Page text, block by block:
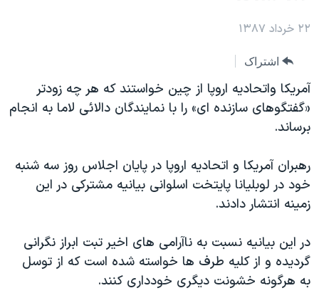
صفحه
جهش
به
جستجو
آمریکا
جهان
ورزشی
گزیده‌ها
ویژه برنامه‌ها
ویدیوها
فرهنگ و زندگی
حقوق شهروندی
اقتصادی
علم و فناوری
اسرائیل در جنگ
برنامه های تلویزیونی
جدول برنامه ها
صفحه‌های ویژه
جام جهانی ۲۰۲۶
عملیات خشم حماسی
۲۵۰سالگی آمریکا
بایگانی برنامه‌های تلویزیونی
مستندها
انتخابات ریاست جمهوری آمریکا ۲۰۲۴
حمله جمهوری اسلامی به اسرائیل
رمز مهسا
ورزش زنان در ایران
فرکانس‌های صدای آمریکا
پخش رادیویی
دنبال کنید
زبانهای مختلف
۲۲ خرداد ۱۳۸۷
اشتراک
آمريکا واتحاديه اروپا از چين خواستند که هر چه زودتر
«گفتگوهای سازنده ای» را با نمايندگان دالائی لاما به انجام
برساند.
رهبران آمريکا و اتحاديه اروپا در پايان اجلاس روز سه شنبه
خود در لوبليانا پايتخت اسلوانی بيانيه مشترکی در اين
زمينه انتشار دادند.
در اين بيانيه نسبت به ناآرامی های اخير تبت ابراز نگرانی
گرديده و از کليه طرف ها خواسته شده است که از توسل
به هرگونه خشونت ديگری خودداری کنند.